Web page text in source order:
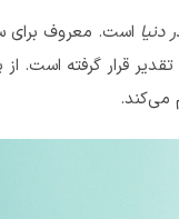
دنیا است. معروف برای